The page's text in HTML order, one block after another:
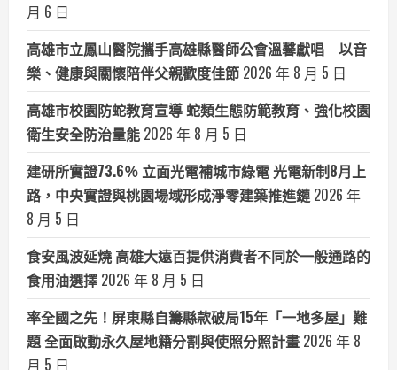
月 6 日
高雄市立鳳山醫院攜手高雄縣醫師公會溫馨獻唱 以音
樂、健康與關懷陪伴父親歡度佳節 2026 年 8 月 5 日
高雄市校園防蛇教育宣導 蛇類生態防範教育、強化校園
衛生安全防治量能 2026 年 8 月 5 日
建研所實證73.6％ 立面光電補城市綠電 光電新制8月上
路，中央實證與桃園場域形成淨零建築推進鏈 2026 年
8 月 5 日
食安風波延燒 高雄大遠百提供消費者不同於一般通路的
食用油選擇 2026 年 8 月 5 日
率全國之先！屏東縣自籌縣款破局15年「一地多屋」難
題 全面啟動永久屋地籍分割與使照分照計畫 2026 年 8
月 5 日